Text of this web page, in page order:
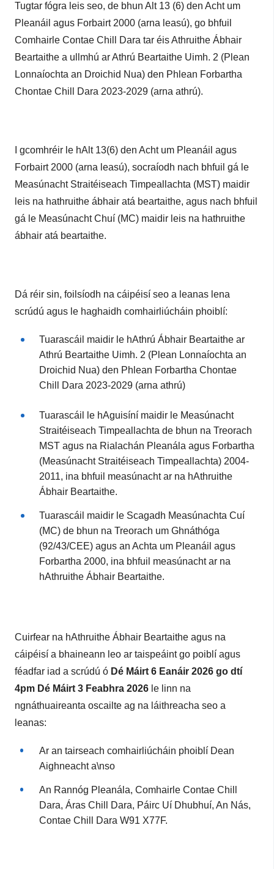
o
m
h
a
Tugtar fógra leis seo, de bhun Alt 13 (6) den Acht um
Pleanáil agus Forbairt 2000 (arna leasú), go bhfuil
Comhairle Contae Chill Dara tar éis Athruithe Ábhair
Beartaithe a ullmhú ar Athrú Beartaithe Uimh. 2 (Plean
Lonnaíochta an Droichid Nua) den Phlean Forbartha
Chontae Chill Dara 2023-2029 (arna athrú).
I gcomhréir le hAlt 13(6) den Acht um Pleanáil agus
Forbairt 2000 (arna leasú), socraíodh nach bhfuil gá le
Measúnacht Straitéiseach Timpeallachta (MST) maidir
leis na hathruithe ábhair atá beartaithe, agus nach bhfuil
gá le Measúnacht Chuí (MC) maidir leis na hathruithe
ábhair atá beartaithe.
Dá réir sin, foilsíodh na cáipéisí seo a leanas lena
scrúdú agus le haghaidh comhairliúcháin phoiblí:
Tuarascáil maidir le hAthrú Ábhair Beartaithe ar
Athrú Beartaithe Uimh. 2 (Plean Lonnaíochta an
Droichid Nua) den Phlean Forbartha Chontae
Chill Dara 2023-2029 (arna athrú)
Tuarascáil le hAguisíní maidir le Measúnacht
Straitéiseach Timpeallachta de bhun na Treorach
MST agus na Rialachán Pleanála agus Forbartha
(Measúnacht Straitéiseach Timpeallachta) 2004-
2011, ina bhfuil measúnacht ar na hAthruithe
Ábhair Beartaithe.
Tuarascáil maidir le Scagadh Measúnachta Cuí
(MC) de bhun na Treorach um Ghnáthóga
(92/43/CEE) agus an Achta um Pleanáil agus
Forbartha 2000, ina bhfuil measúnacht ar na
hAthruithe Ábhair Beartaithe.
Cuirfear na hAthruithe Ábhair Beartaithe agus na
cáipéisí a bhaineann leo ar taispeáint go poiblí agus
féadfar iad a scrúdú ó Dé Máirt 6 Eanáir 2026 go dtí
4pm Dé Máirt 3 Feabhra 2026 le linn na
ngnáthuaireanta oscailte ag na láithreacha seo a
leanas:
Ar an tairseach comhairliúcháin phoiblí Dean
Aighneacht a\nso
An Rannóg Pleanála, Comhairle Contae Chill
Dara, Áras Chill Dara, Páirc Uí Dhubhuí, An Nás,
Contae Chill Dara W91 X77F.